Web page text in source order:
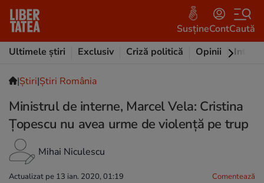
SusțineContCaută
Ultimele știri
Exclusiv Criză politică Opinii
|Ştiri|Știri România
Ministrul de interne, Marcel Vela: Cristina
Țopescu nu avea urme de violență pe trup
Mihai Niculescu
Actualizat pe 13 ian. 2020, 01:19 Comentează